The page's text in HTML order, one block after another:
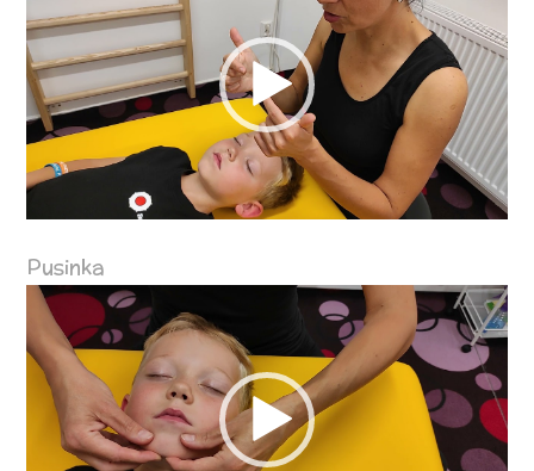
přehrávač
Pusinka
Video
přehrávač